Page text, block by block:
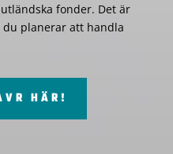
fonder. Det är
planerar att handla
HÄR!